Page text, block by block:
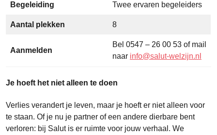
Begeleiding Twee ervaren begeleiders
Aantal plekken 8
Aanmelden
Bel 0547 – 26 00 53 of mail
naar info@salut-welzijn.nl
Je hoeft het niet alleen te doen
Verlies verandert je leven, maar je hoeft er niet alleen voor
te staan. Of je nu je partner of een andere dierbare bent
verloren: bij Salut is er ruimte voor jouw verhaal. We